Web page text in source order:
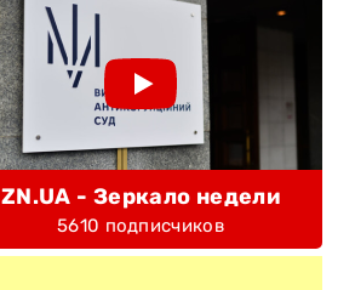
ZN.UA - Зеркало недели
5610 подписчиков